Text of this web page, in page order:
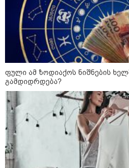
„რიკოთის
რატომ
მოვლა-
ვიღაც
ფული ამ ზოდიაქოს ნიშნების
გამდიდრდება?